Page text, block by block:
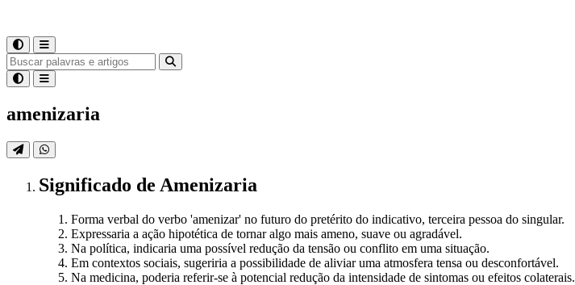
amenizaria
Significado de Amenizaria
Forma verbal do verbo 'amenizar' no futuro do pretérito do indicativo, terceira pessoa do singular.
Expressaria a ação hipotética de tornar algo mais ameno, suave ou agradável.
Na política, indicaria uma possível redução da tensão ou conflito em uma situação.
Em contextos sociais, sugeriria a possibilidade de aliviar uma atmosfera tensa ou desconfortável.
Na medicina, poderia referir-se à potencial redução da intensidade de sintomas ou efeitos colaterais.